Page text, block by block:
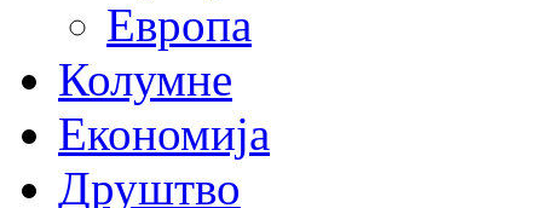
Европа
Колумне
Економија
Друштво